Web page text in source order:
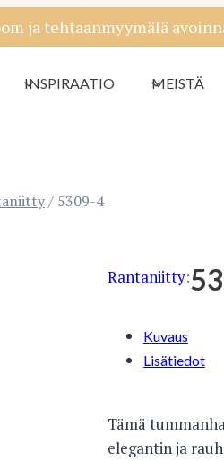
ja tehtaanmyymälä
INSPIRAATIO MEISTÄ
/ 5309-4
Rantaniitty:
Kuvaus
Lisätiedot
Tämä
elegantin ja